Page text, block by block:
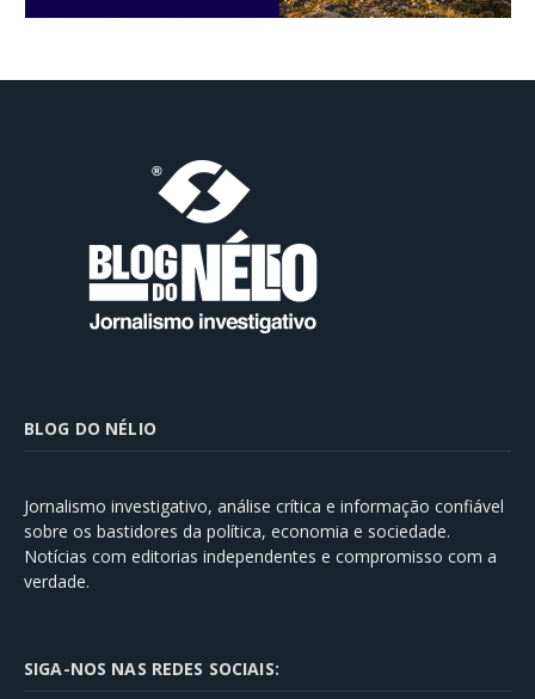
BLOG DO NÉLIO
Jornalismo investigativo, análise crítica e informação confiável
sobre os bastidores da política, economia e sociedade.
Notícias com editorias independentes e compromisso com a
verdade.
SIGA-NOS NAS REDES SOCIAIS: